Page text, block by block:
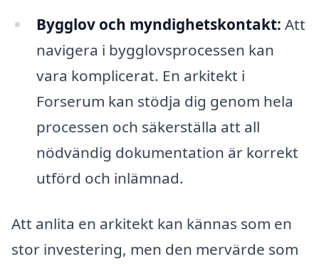
Bygglov och myndighetskontakt: Att
navigera i bygglovsprocessen kan
vara komplicerat. En arkitekt i
Forserum kan stödja dig genom hela
processen och säkerställa att all
nödvändig dokumentation är korrekt
utförd och inlämnad.
Att anlita en arkitekt kan kännas som en
stor investering, men den mervärde som